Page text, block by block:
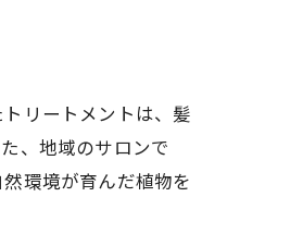
リートメントは、髪
、地域のサロンで
環境が育んだ植物を